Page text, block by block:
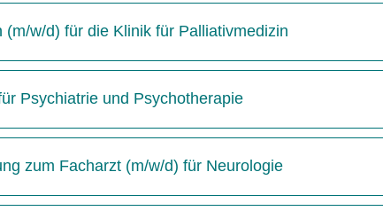
w/d) für die Klinik für Palliativmedizin
Psychiatrie und Psychotherapie
zum Facharzt (m/w/d) für Neurologie